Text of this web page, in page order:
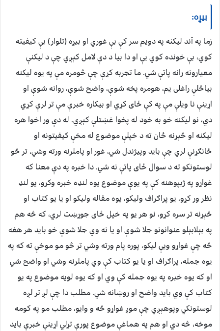
بیړه:
زما په آند لیکنه په دویم سر کې بې غوري او بیړه (تلوار) بې کیفیته
کوي، بې خونده کوي یې او دا بیا د دې لامل کېږي چې د لیکنې
معیارونه رانه پاتې شي. ما تجربه کړې چې څومره مې په یوه لیکنه
بیاځلې راغلی یم، هومره پخه شوې، واضح شوې، روانه شوې او
اړینې نا ویلې مې په کې ځای کړي او بیکاره خبرې مې تر لرې کړي
دي، نو لیکنه خو به خود له پخوا غښتلې کېږي. له دې ور اخوا هره
لیکنه او څېړنه ځان ته د خپلې موضوع له مخې کیفیتونه او
ځانګړنې لري چې باید وپيژندل شي، غور او پاملرنه ورته وشي، تر څو
لوستونکو ته د سوال ځای پاتې نه شي. دا خبره په دې معنا که
غواړو په ژبپوهنه کې په یوې موضوع یوه لنډه خبره وکړو، یو لنډ
نظر ور کړو، یو پراګراف ولیکو، یوه مقاله ولیکو او یا یو کتاب او
څېړنه تر سره کړو، نو هر یو په خپل ځای جوړښت لري، که څه هم
په بېلابېلو عنوانونو جلا شوې او یا نه وي جلا شوې خو باید هر هغه
څه چې غواړو ویې لیکو، پوره پام ورته وشي تر څو مو موخې ته که په
یوه جمله، پراګراف او یا یو کتاب کې وي پاملرنه وشي او واضح شي
او که یوه خبره په یوه جمله کې وي او که یوه لویه موضوع په یو
کتاب کې وي باید واضح او روښانه شي. مطلب دا چې لږ تر لږه
لوستونکي وپوهېږي چې موږ غواړو څه و وایو، مطلب مو په کومه
موخه، څه دي او هم په هماغې موضوع پورې تړلي اړینې خبرې باید